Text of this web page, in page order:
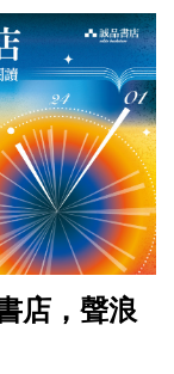
店，聲浪